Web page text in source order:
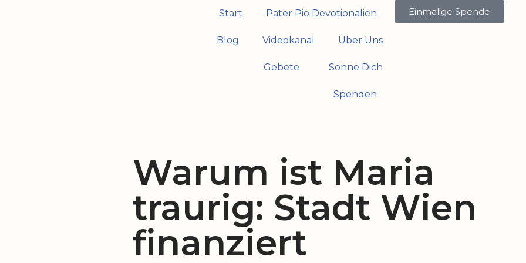
Start Pater Pio Devotionalien
Blog Videokanal Über Uns
Gebete Sonne Dich
Spenden
Einmalige Spende
Warum ist Maria
traurig: Stadt Wien
finanziert